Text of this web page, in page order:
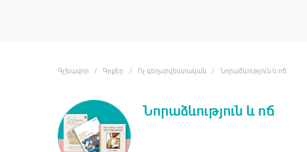
Գլխավոր Գրքեր Ոչ գեղարվեստական Նորաձևություն և ոճ
Նորաձևություն և ոճ